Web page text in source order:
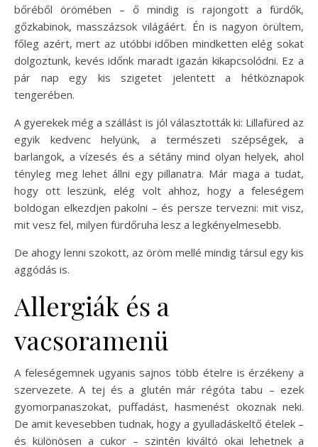
bőréből örömében – ő mindig is rajongott a fürdők,
gőzkabinok, masszázsok világáért. Én is nagyon örültem,
főleg azért, mert az utóbbi időben mindketten elég sokat
dolgoztunk, kevés időnk maradt igazán kikapcsolódni. Ez a
pár nap egy kis szigetet jelentett a hétköznapok
tengerében.
A gyerekek még a szállást is jól választották ki: Lillafüred az
egyik kedvenc helyünk, a természeti szépségek, a
barlangok, a vízesés és a sétány mind olyan helyek, ahol
tényleg meg lehet állni egy pillanatra. Már maga a tudat,
hogy ott leszünk, elég volt ahhoz, hogy a feleségem
boldogan elkezdjen pakolni – és persze tervezni: mit visz,
mit vesz fel, milyen fürdőruha lesz a legkényelmesebb.
De ahogy lenni szokott, az öröm mellé mindig társul egy kis
aggódás is.
Allergiák és a
vacsoramenü
A feleségemnek ugyanis sajnos több ételre is érzékeny a
szervezete. A tej és a glutén már régóta tabu – ezek
gyomorpanaszokat, puffadást, hasmenést okoznak neki.
De amit kevesebben tudnak, hogy a gyulladáskeltő ételek –
és különösen a cukor – szintén kiváltó okai lehetnek a